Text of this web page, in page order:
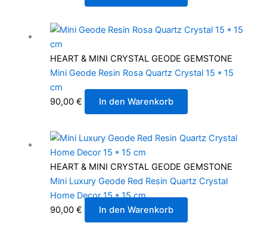
HEART & MINI CRYSTAL GEODE GEMSTONE
Mini Geode Resin Rosa Quartz Crystal 15 * 15
cm
90,00 € In den Warenkorb
HEART & MINI CRYSTAL GEODE GEMSTONE
Mini Luxury Geode Red Resin Quartz Crystal
Home Decor 15 * 15 cm
90,00 € In den Warenkorb